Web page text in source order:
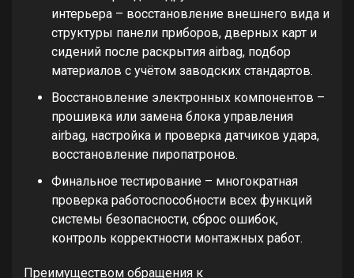
интерьера – восстановление внешнего вида и
структуры панели приборов, дверных карт и
сидений после раскрытия airbag, подбор
материалов с учётом заводских стандартов.
Восстановление электронных компонентов –
прошивка или замена блока управления
airbag, настройка и проверка датчиков удара,
восстановление пиропатронов.
Финальное тестирование – многократная
проверка работоспособности всех функций
системы безопасности, сброс ошибок,
контроль корректности монтажных работ.
Преимуществом обращения к